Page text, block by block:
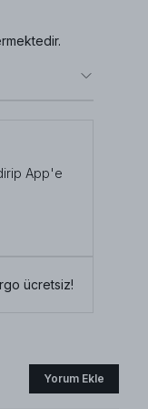
App'e
ücretsiz!
Yorum Ekle